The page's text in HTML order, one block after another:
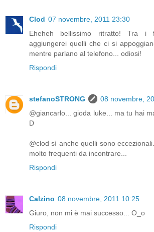
Clod 07 novembre, 2011 23:30
Eheheh bellissimo ritratto! Tra i
aggiungerei quelli che ci si
mentre parlano al telefono... odiosi!
Rispondi
stefanoSTRONG
08 novembre,
@giancarlo... gioda luke... ma tu hai
D
@clod sì anche quelli sono
molto frequenti da incontrare...
Rispondi
Calzino 08 novembre, 2011 10:25
Giuro, non mi è mai successo... O_o
Rispondi